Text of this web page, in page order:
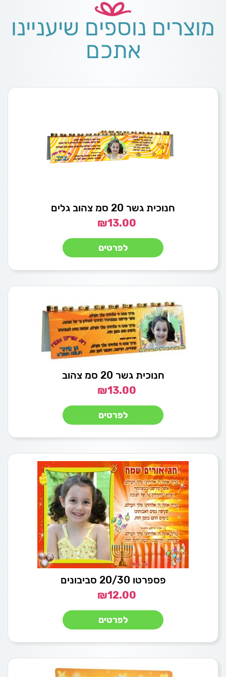
מוצרים נוספים שיעניינו
אתכם
חנוכית גשר 20 סמ צהוב גלים
₪13.00
לפרטים
חנוכית גשר 20 סמ צהוב
₪13.00
לפרטים
פספרטו 20/30 סביבונים
₪12.00
לפרטים